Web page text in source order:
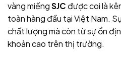
vàng miếngSJC được coi là
toàn hàng đầu tại Việt Nam.
chất lượng mà còn từ sự ổn
khoản cao trên thị trường.